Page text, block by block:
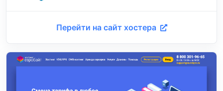
Перейти на сайт хостера